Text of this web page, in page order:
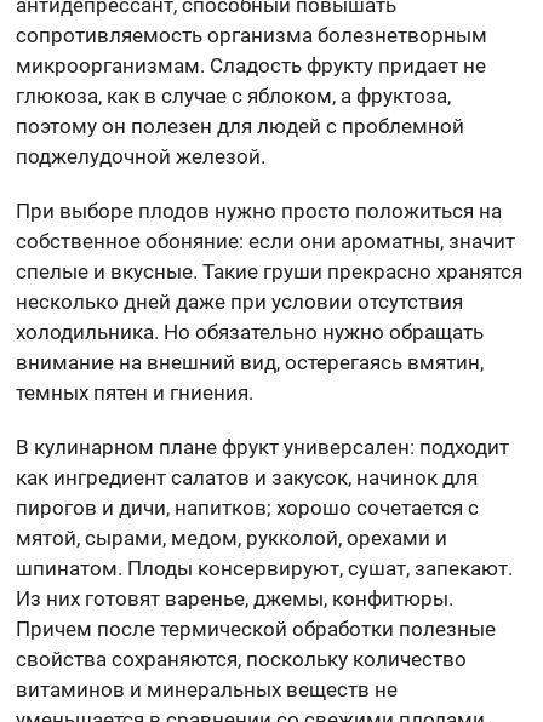
антидепрессант, способный повышать
сопротивляемость организма болезнетворным
микроорганизмам. Сладость фрукту придает не
глюкоза, как в случае с яблоком, а фруктоза,
поэтому он полезен для людей с проблемной
поджелудочной железой.
При выборе плодов нужно просто положиться на
собственное обоняние: если они ароматны, значит
спелые и вкусные. Такие груши прекрасно хранятся
несколько дней даже при условии отсутствия
холодильника. Но обязательно нужно обращать
внимание на внешний вид, остерегаясь вмятин,
темных пятен и гниения.
В кулинарном плане фрукт универсален: подходит
как ингредиент салатов и закусок, начинок для
пирогов и дичи, напитков; хорошо сочетается с
мятой, сырами, медом, рукколой, орехами и
шпинатом. Плоды консервируют, сушат, запекают.
Из них готовят варенье, джемы, конфитюры.
Причем после термической обработки полезные
свойства сохраняются, поскольку количество
витаминов и минеральных веществ не